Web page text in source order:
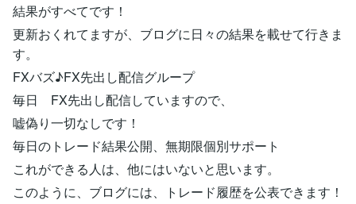
結果がすべてです！
更新おくれてますが、ブログに日々の結果を載せて行きま
す。
FXバズ♪FX先出し配信グループ
毎日 FX先出し配信していますので、
嘘偽り一切なしです！
毎日のトレード結果公開、無期限個別サポート
これができる人は、他にはいないと思います。
このように、ブログには、トレード履歴を公表できます！